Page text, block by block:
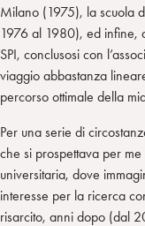
Milano (1975), la scuola
1976 al 1980), ed infine,
SPI, conclusosi con
viaggio abbastanza
percorso ottimale della
Per una serie di
che si prospettava per
universitaria, dove
interesse per la ricerca
risarcito, anni dopo (dal